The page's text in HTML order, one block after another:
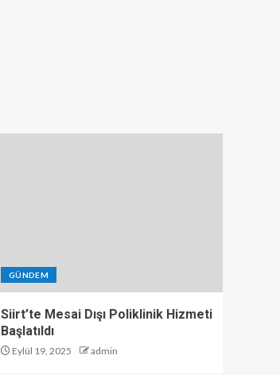
GÜNDEM
Siirt’te Mesai Dışı Poliklinik Hizmeti
Başlatıldı
Eylül 19, 2025 admin